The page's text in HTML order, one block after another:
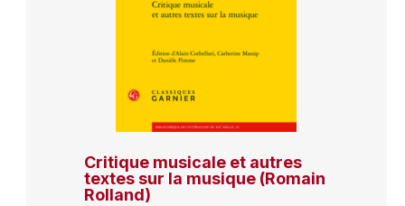
Critique musicale et autres
textes sur la musique (Romain
Rolland)